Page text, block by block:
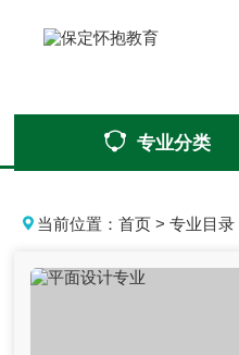
专业分类
当前位置：首页 >专业目录